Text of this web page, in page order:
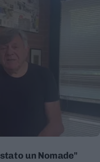
un Nomade"